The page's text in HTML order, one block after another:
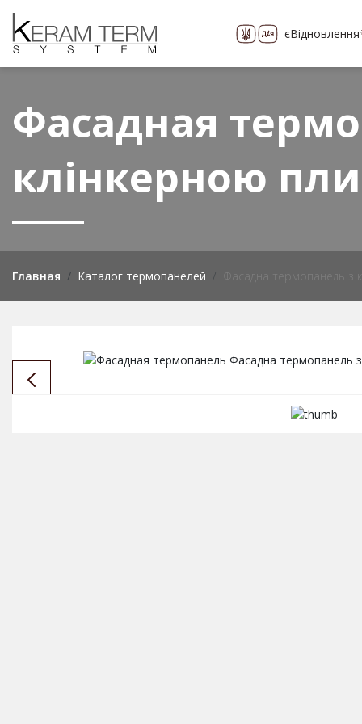
єВідновлення
Про компанию Каталог более 400
Фасадная
клінкерною
Главная Каталог термопанелей Фасадна термопанель з